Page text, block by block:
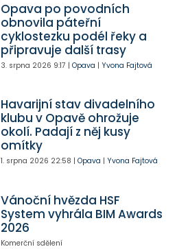
Opava po povodních
obnovila páteřní
cyklostezku podél řeky a
připravuje další trasy
3. srpna 2026 9:17 | Opava | Yvona Fajtová
Havarijní stav divadelního
klubu v Opavě ohrožuje
okolí. Padají z něj kusy
omítky
1. srpna 2026 22:58 | Opava | Yvona Fajtová
Vánoční hvězda HSF
System vyhrála BIM Awards
2026
Komerční sdělení